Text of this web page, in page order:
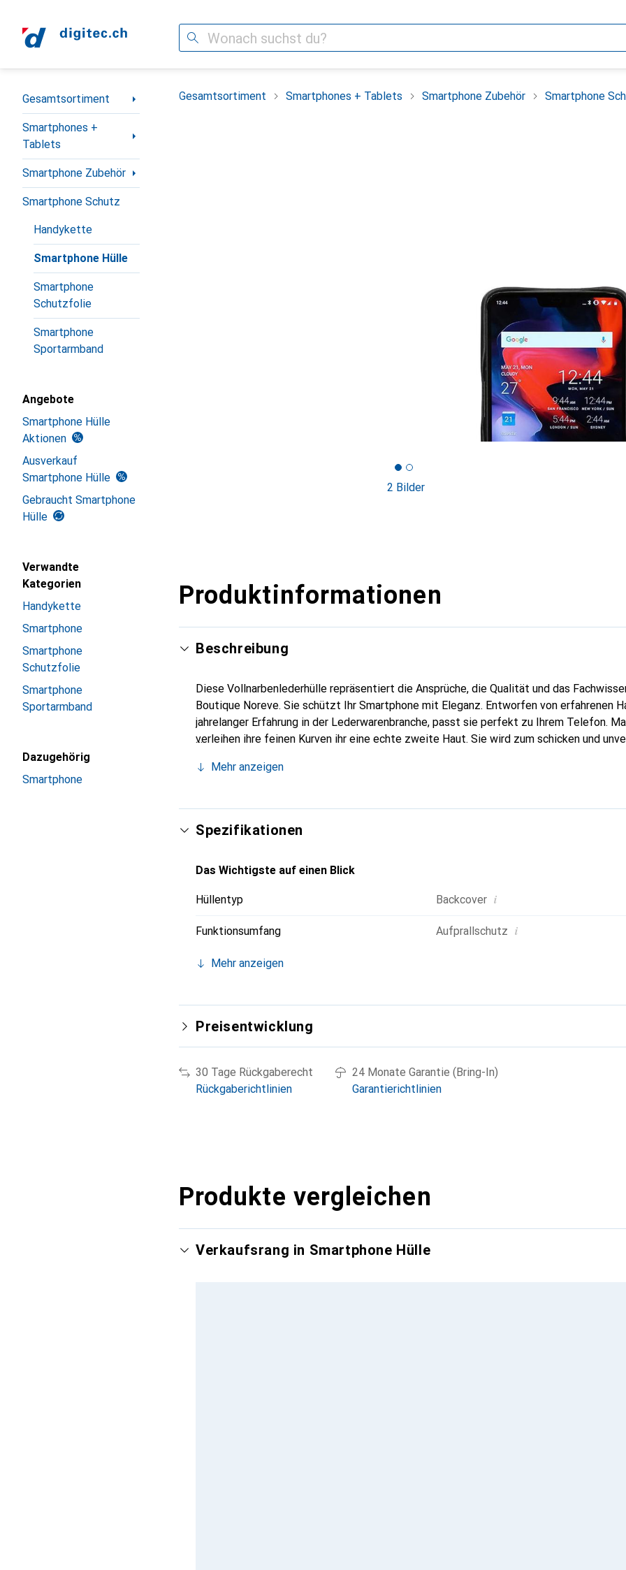
Suche
Navigation nach Kategorien
Gesamtsortiment
Smartphones +
Tablets
Smartphone Zubehör
Smartphone Schutz
Handykette
Smartphone Hülle
Smartphone
Schutzfolie
Smartphone
Sportarmband
Angebote
Smartphone Hülle
Aktionen
Ausverkauf
Smartphone Hülle
Gebraucht Smartphone
Hülle
Verwandte
Kategorien
Handykette
Smartphone
Smartphone
Schutzfolie
Smartphone
Sportarmband
Dazugehörig
Smartphone
Gesamtsortiment Smartphones + Tablets Smartphone Zubehör Smartphone
2 Bilder
Produktinformationen
Beschreibung
Diese Vollnarbenlederhülle repräsentiert die Ansprüche, die Qualität und das
Boutique Noreve. Sie schützt Ihr Smartphone mit Eleganz. Entworfen von erfahrenen
jahrelanger Erfahrung in der Lederwarenbranche, passt sie perfekt zu Ihrem Telefon.
verleihen ihre feinen Kurven ihr eine echte zweite Haut. Sie wird zum schicken und
eine zuverlässige Wahl für eine anspruchsvolle Kundschaft.
Mehr anzeigen
Spezifikationen
Das Wichtigste auf einen Blick
Hüllentyp Backcover i
Funktionsumfang Aufprallschutz i
Mehr anzeigen
Preisentwicklung
30 Tage Rückgaberecht
Rückgaberichtlinien
24 Monate Garantie (Bring-In)
Garantierichtlinien
Produkte vergleichen
Verkaufsrang in Smartphone Hülle